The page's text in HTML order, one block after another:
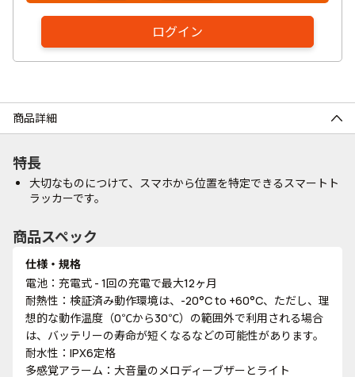
ログイン
商品詳細
特長
大切なものにつけて、スマホから位置を特定できるスマートト
ラッカーです。
商品スペック
仕様・規格
電池：充電式 - 1回の充電で最大12ヶ月
耐熱性：検証済み動作環境は、-20°C to +60°C、ただし、理
想的な動作温度（0℃から30℃）の範囲外で利用される場合
は、バッテリーの寿命が短くなるなどの可能性があります。
耐水性：IPX6定格
多感覚アラーム：大音量のメロディーブザーとライト